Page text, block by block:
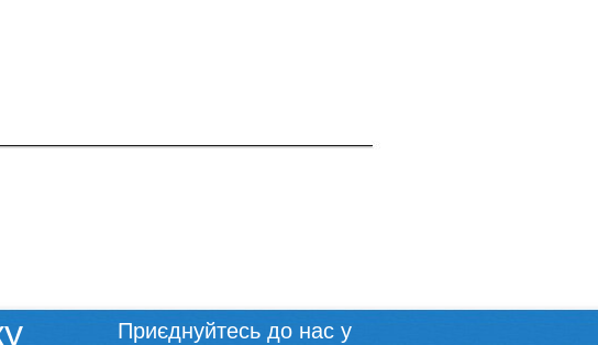
Приєднуйтесь до нас у